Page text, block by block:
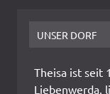
UNSER DORF
Theisa ist seit
Liebenwerda,